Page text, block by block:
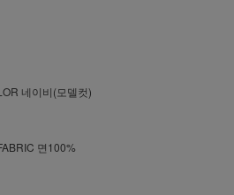
네이비(모델컷)
면100%